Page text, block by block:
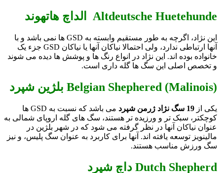
Altdeutsche Huetehunde الداچ هاتهوند
این نژاد، اگرچه به طور مستقیم وابسته به GSD ها نمی باشد و با
آنها ارتباطی ندارد، ولی احتمالا نیاکان آنها یا نیاکان GSD جزء یک
خانواده بوده اند. این نژاد در انواع رنگ ها و پوشش ها دیده می شوند
و تخصص اصلی این سگ ها گله داری است.
Belgian Shephered (Malinois) بلژین شپرد
یکی از 19 سگ نژاد ژرمن شپرد
می باشد که نسبت به GSD ها
کوچکتر، سبک تر و ورزیده تر هستند، سگ های گله اروپای شمالی به
عنوان نیاکان آنها در نظر گرفته می شود که در شهر بلژین در
مالینویز توسعه یافته اند. آنها برای کاربرد به عنوان سگ پلیس، و نیز
سگ ورزش مناسب هستند.
Dutch Shepherd داچ شپرد